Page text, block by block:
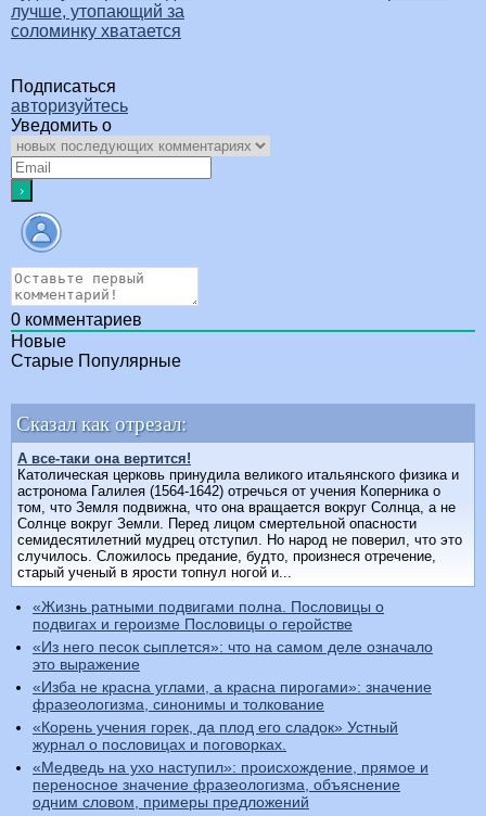
лучше, утопающий за
соломинку хватается
Подписаться
авторизуйтесь
Уведомить о
0 комментариев
Новые
Старые Популярные
Сказал как отрезал:
А все-таки она вертится!
Католическая церковь принудила великого итальянского физика и
астронома Галилея (1564-1642) отречься от учения Коперника о
том, что Земля подвижна, что она вращается вокруг Солнца, а не
Солнце вокруг Земли. Перед лицом смертельной опасности
семидесятилетний мудрец отступил. Но народ не поверил, что это
случилось. Сложилось предание, будто, произнеся отречение,
старый ученый в ярости топнул ногой и...
«Жизнь ратными подвигами полна. Пословицы о
подвигах и героизме Пословицы о геройстве
«Из него песок сыплется»: что на самом деле означало
это выражение
«Изба не красна углами, а красна пирогами»: значение
фразеологизма, синонимы и толкование
«Корень учения горек, да плод его сладок» Устный
журнал о пословицах и поговорках.
«Медведь на ухо наступил»: происхождение, прямое и
переносное значение фразеологизма, объяснение
одним словом, примеры предложений